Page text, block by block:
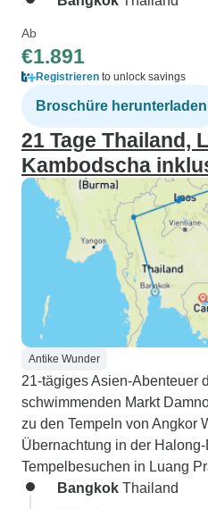
Ab
€1.891
Registrieren to unlock savings
Broschüre herunterladen
21 Tage Thailand,
Kambodscha
Antike Wunder
21-tägiges Asien-Abenteuer
schwimmenden Markt
zu den Tempeln von Angkor
Übernachtung in der Halong-
Tempelbesuchen in Luang
Bangkok Thailand